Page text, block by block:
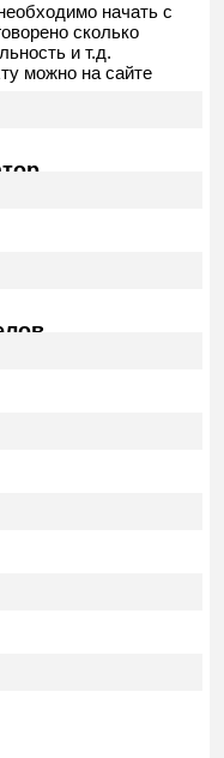
начать с
сколько
и т.д.
можно на сайте